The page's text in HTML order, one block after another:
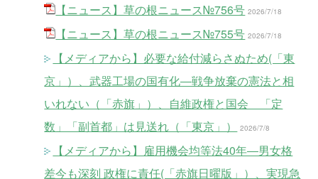
【ニュース】草の根ニュース№756号 2026/7/18
【ニュース】草の根ニュース№755号 2026/7/18
【メディアから】必要な給付減らさぬため(「東
京」）、武器工場の国有化―戦争放棄の憲法と相
いれない（「赤旗」）、自維政権と国会 「定
数」「副首都」は見送れ（「東京」）
2026/7/8
【メディアから】雇用機会均等法40年―男女格
差今も深刻 政権に責任(「赤旗日曜版」）、実現急